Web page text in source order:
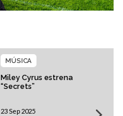
Miley Cyrus estrena
“Secrets”
MÚSICA
23 Sep 2025